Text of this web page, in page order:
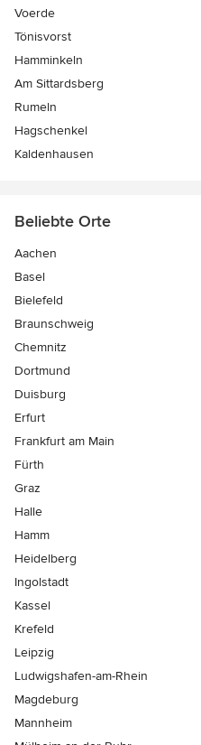
Voerde
Tönisvorst
Hamminkeln
Am Sittardsberg
Rumeln
Hagschenkel
Kaldenhausen
Beliebte Orte
Aachen
Basel
Bielefeld
Braunschweig
Chemnitz
Dortmund
Duisburg
Erfurt
Frankfurt am Main
Fürth
Graz
Halle
Hamm
Heidelberg
Ingolstadt
Kassel
Krefeld
Leipzig
Ludwigshafen-am-Rhein
Magdeburg
Mannheim